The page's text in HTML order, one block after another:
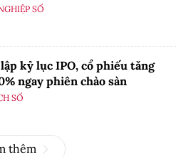
SỐ
kỷ lục IPO, cổ phiếu tăng
ngay phiên chào sàn
SỐ
thêm